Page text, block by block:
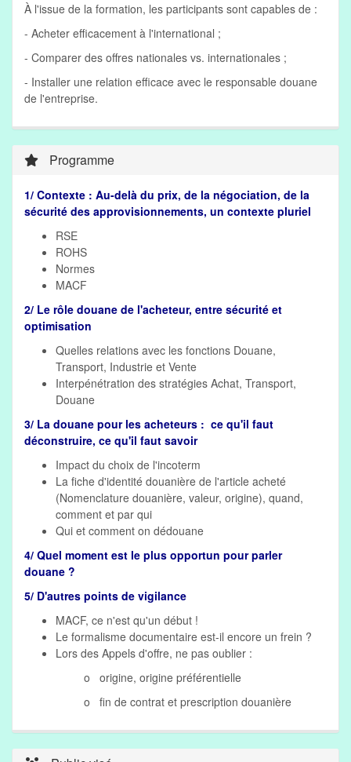
À l'issue de la formation, les participants sont capables de :
- Acheter efficacement à l'international ;
- Comparer des offres nationales vs. internationales ;
- Installer une relation efficace avec le responsable douane
de l'entreprise.
Programme
1/ Contexte : Au-delà du prix, de la négociation, de la
sécurité des approvisionnements, un contexte pluriel
RSE
ROHS
Normes
MACF
2/ Le rôle douane de l'acheteur, entre sécurité et
optimisation
Quelles relations avec les fonctions Douane,
Transport, Industrie et Vente
Interpénétration des stratégies Achat, Transport,
Douane
3/ La douane pour les acheteurs : ce qu'il faut
déconstruire, ce qu'il faut savoir
Impact du choix de l'incoterm
La fiche d'identité douanière de l'article acheté
(Nomenclature douanière, valeur, origine), quand,
comment et par qui
Qui et comment on dédouane
4/ Quel moment est le plus opportun pour parler
douane ?
5/ D'autres points de vigilance
MACF, ce n'est qu'un début !
Le formalisme documentaire est-il encore un frein ?
Lors des Appels d'offre, ne pas oublier :
o origine, origine préférentielle
o fin de contrat et prescription douanière